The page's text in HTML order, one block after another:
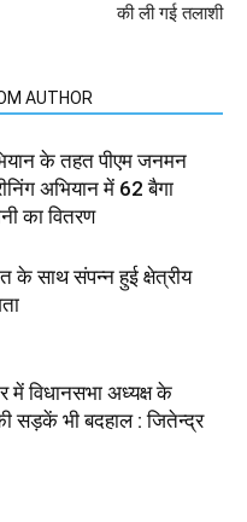
की ली गई तलाशी
AUTHOR
के तहत पीएम जनमन
अभियान में 62 बैगा
का वितरण
साथ संपन्न हुई क्षेत्रीय
में विधानसभा अध्यक्ष के
सड़कें भी बदहाल : जितेन्द्र